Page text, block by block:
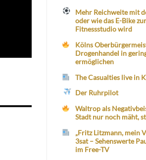
Mehr Reichweite mit
oder wie das E-Bike
Fitnessstudio wird
Kölns
Drogenhandel in
ermöglichen
The Casualties live in
Der Ruhrpilot
Waltrop als
Stadt nur noch mäht,
„Fritz Litzmann, mein
3sat – Sehenswerte
im Free-TV